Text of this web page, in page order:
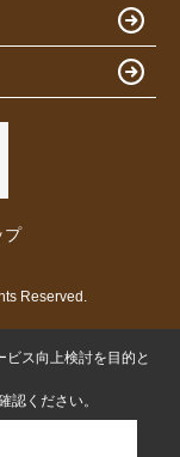
プ
Reserved.
ス向上検討を目的と
認ください。